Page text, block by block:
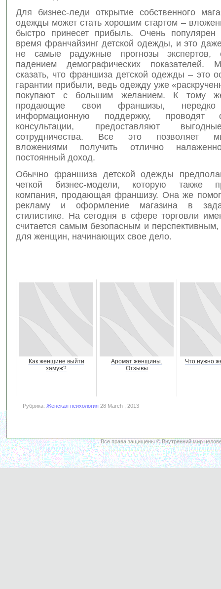
Для бизнес-леди открытие собственного
одежды может стать хорошим стартом –
быстро принесет прибыль. Очень
время франчайзинг детской одежды, и это
не самые радужные прогнозы экспертов,
падением демографических показателей.
сказать, что франшиза детской одежды – это
гарантии прибыли, ведь одежду уже
покупают с большим желанием. К тому
продающие свои франшизы, нередко
информационную поддержку, проводят
консультации, предоставляют
сотрудничества. Все это позволяет
вложениями получить отлично
постоянный доход.
Обычно франшиза детской одежды
четкой бизнес-модели, которую также
компания, продающая франшизу. Она же
рекламу и оформление магазина в
стилистике. На сегодня в сфере торговли
считается самым безопасным и перспективным,
для женщин, начинающих свое дело.
Как женщине выйти
замуж?
Аромат женщины.
Отзывы
Что нужно
Рубрика: Женская психология 28 March , 2013
Все права защищены © Внутренний мир